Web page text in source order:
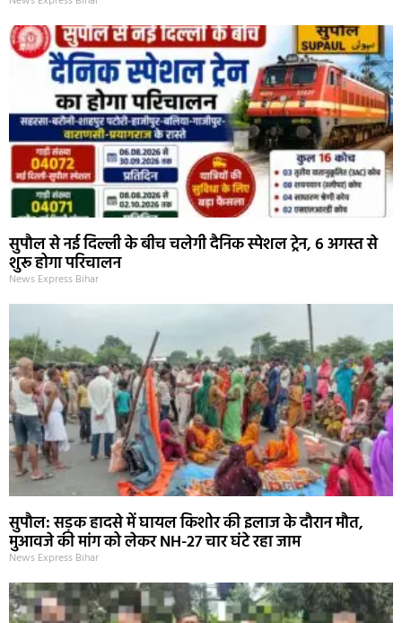
सुपौल से नई दिल्ली के बीच चलेगी दैनिक स्पेशल ट्रेन, 6 अगस्त से
शुरू होगा परिचालन
News Express Bihar
सुपौल: सड़क हादसे में घायल किशोर की इलाज के दौरान मौत,
मुआवजे की मांग को लेकर NH-27 चार घंटे रहा जाम
News Express Bihar